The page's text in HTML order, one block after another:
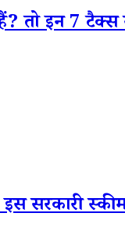
इन 7 टैक्स
सरकारी